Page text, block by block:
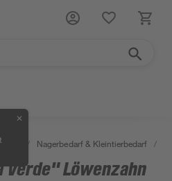
✕
/ Nagerbedarf & Kleintierbedarf /
Löwenzahn